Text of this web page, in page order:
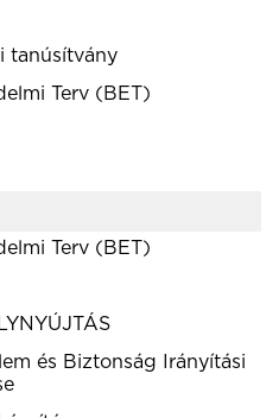
tanúsítvány
Terv (BET)
Terv (BET)
és Biztonság Irányítási